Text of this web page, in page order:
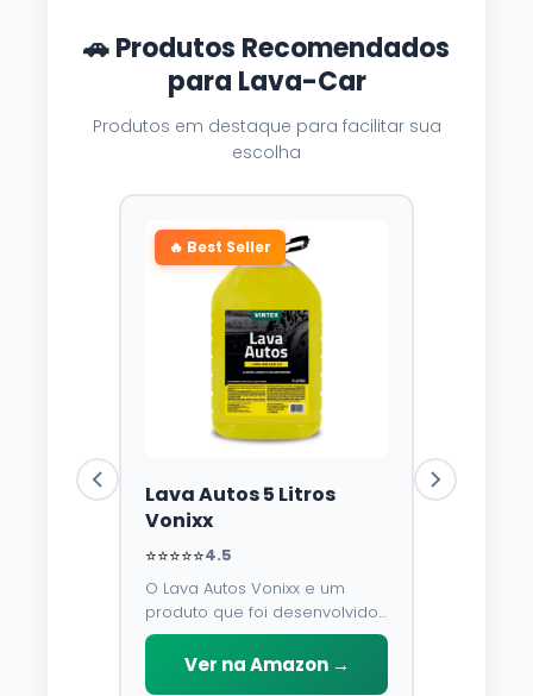
🚗 Produtos Recomendados
para Lava-Car
Produtos em destaque para facilitar sua
escolha
🔥 Best Seller
Lava Autos 5 Litros
Vonixx
⭐⭐⭐⭐⭐4.5
O Lava Autos Vonixx e um
produto que foi desenvolvido
para limpar, proteger e
conservar a lataria do veiculo.
Por possuir pH neutro, pode
Ver na Amazon →